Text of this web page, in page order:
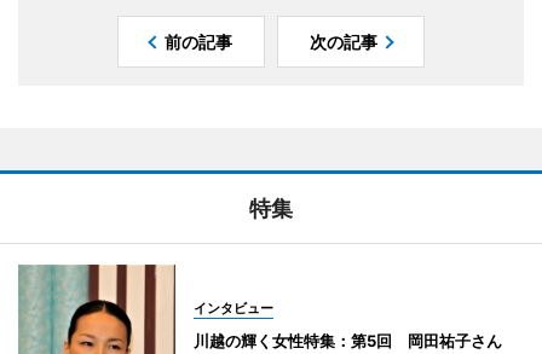
前の記事 次の記事
特集
インタビュー
川越の輝く女性特集：第5回 岡田祐子さん